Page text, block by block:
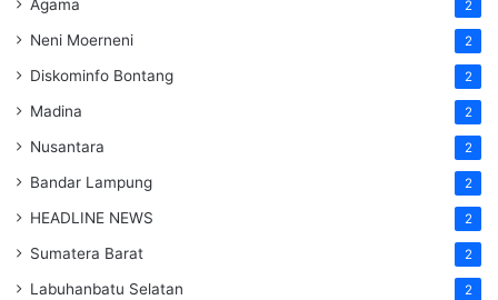
Agama 2
Neni Moerneni 2
Diskominfo Bontang 2
Madina 2
Nusantara 2
Bandar Lampung 2
HEADLINE NEWS 2
Sumatera Barat 2
Labuhanbatu Selatan 2